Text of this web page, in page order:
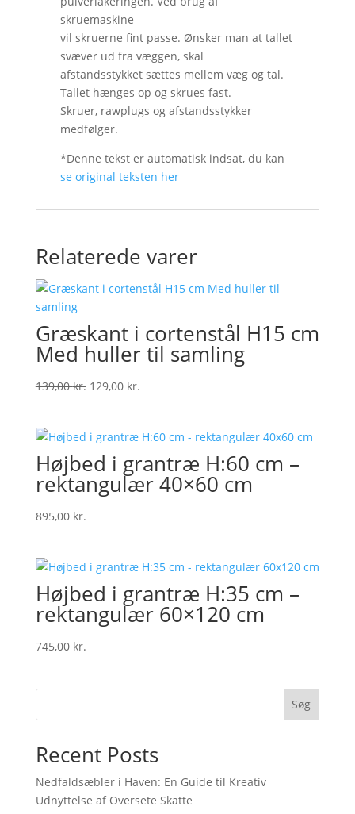
skruemaskine
vil skruerne fint passe. Ønsker man at tallet
svæver ud fra væggen, skal
afstandsstykket sættes mellem væg og tal.
Tallet hænges op og skrues fast.
Skruer, rawplugs og afstandsstykker
medfølger.
*Denne tekst er automatisk indsat, du kan
se original teksten her
Relaterede varer
Græskant i cortenstål H15 cm
Med huller til samling
139,00kr. Original
139,00 kr..
129,00 kr.Current
129,00 kr..
Højbed i grantræ H:60 cm –
rektangulær 40×60 cm
895,00 kr.
Højbed i grantræ H:35 cm –
rektangulær 60×120 cm
745,00 kr.
Søg
Recent Posts
Nedfaldsæbler i Haven: En Guide til Kreativ
Udnyttelse af Oversete Skatte